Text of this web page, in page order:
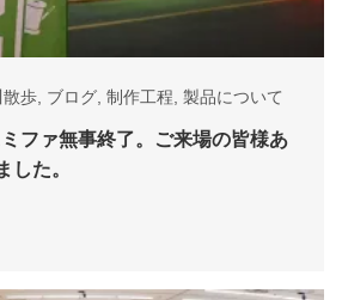
散歩 ブログ 制作工程 製品について
ファ無事終了。ご来場の皆様あ
した。